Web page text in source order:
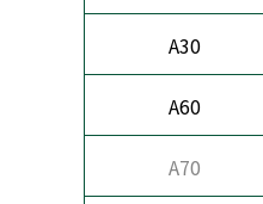
A30
A60
A70